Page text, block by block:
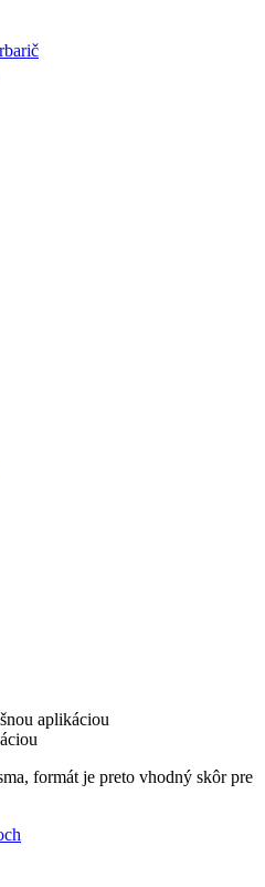
aplikáciou
formát je preto vhodný skôr pre